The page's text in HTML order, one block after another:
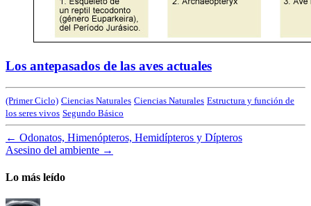
Los antepasados de las aves actuales
(Primer Ciclo) Ciencias Naturales Ciencias Naturales Estructura y función de
los seres vivos Segundo Básico
← Odonatos, Himenópteros, Hemidípteros y Dípteros
Asesino del ambiente →
Lo más leído